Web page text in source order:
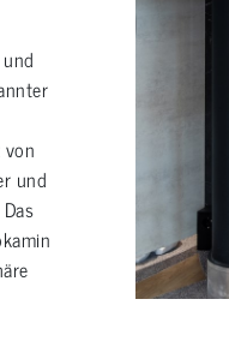
und